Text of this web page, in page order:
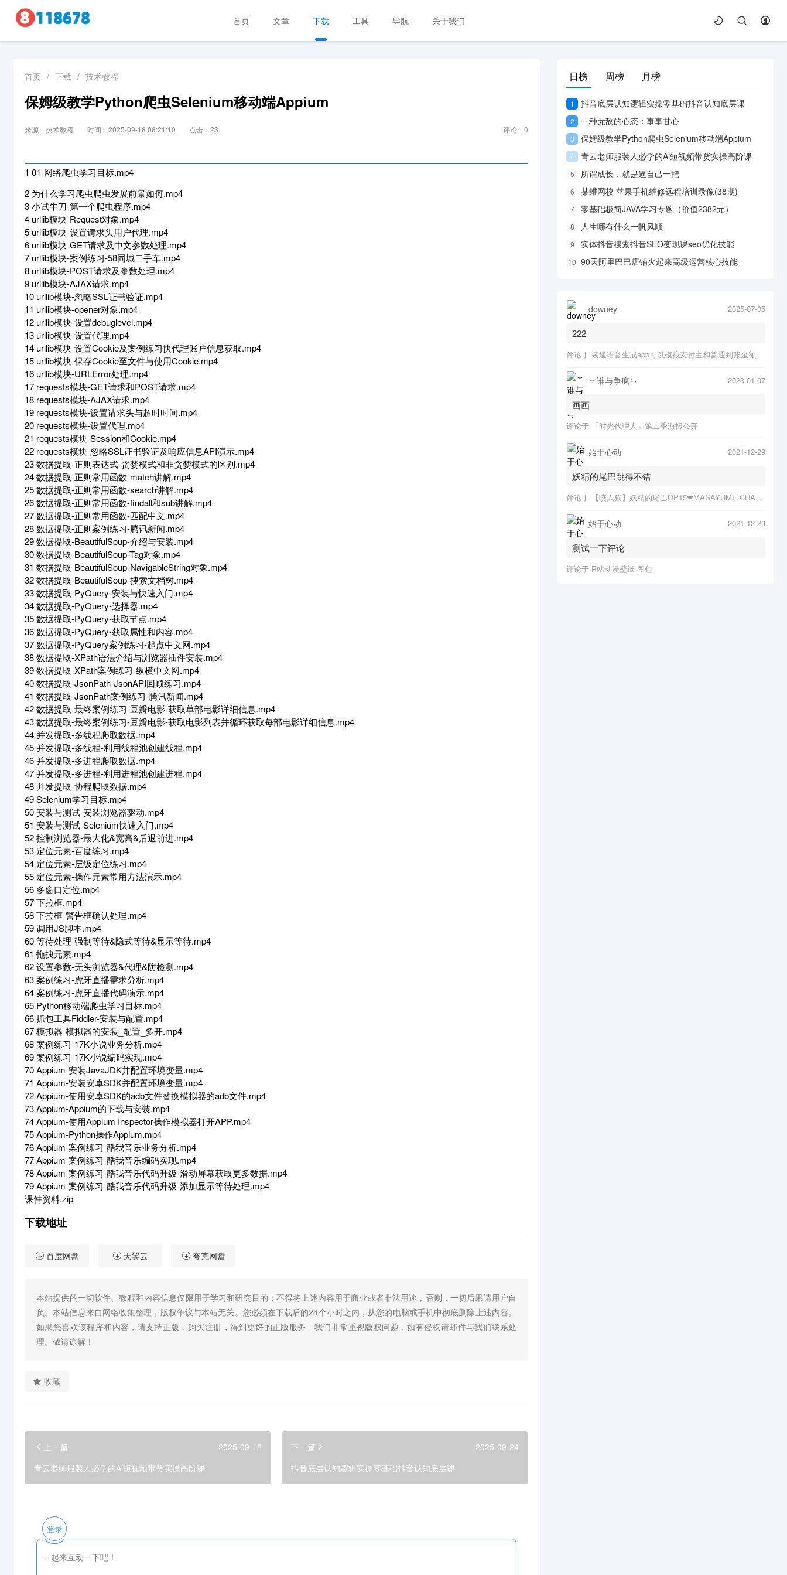
首页 文章 下载 工具 导航 关于我们
首页 / 下载 / 技术教程
保姆级教学Python爬虫Selenium移动端Appium
来源：技术教程 时间：2025-09-18 08:21:10 点击： 23 评论： 0
1 01-网络爬虫学习目标.mp4
2 为什么学习爬虫爬虫发展前景如何.mp4
3 小试牛刀-第一个爬虫程序.mp4
4 urllib模块-Request对象.mp4
5 urllib模块-设置请求头用户代理.mp4
6 urllib模块-GET请求及中文参数处理.mp4
7 urllib模块-案例练习-58同城二手车.mp4
8 urllib模块-POST请求及参数处理.mp4
9 urllib模块-AJAX请求.mp4
10 urllib模块-忽略SSL证书验证.mp4
11 urllib模块-opener对象.mp4
12 urllib模块-设置debuglevel.mp4
13 urllib模块-设置代理.mp4
14 urllib模块-设置Cookie及案例练习快代理账户信息获取.mp4
15 urllib模块-保存Cookie至文件与使用Cookie.mp4
16 urllib模块-URLError处理.mp4
17 requests模块-GET请求和POST请求.mp4
18 requests模块-AJAX请求.mp4
19 requests模块-设置请求头与超时时间.mp4
20 requests模块-设置代理.mp4
21 requests模块-Session和Cookie.mp4
22 requests模块-忽略SSL证书验证及响应信息API演示.mp4
23 数据提取-正则表达式-贪婪模式和非贪婪模式的区别.mp4
24 数据提取-正则常用函数-match讲解.mp4
25 数据提取-正则常用函数-search讲解.mp4
26 数据提取-正则常用函数-findall和sub讲解.mp4
27 数据提取-正则常用函数-匹配中文.mp4
28 数据提取-正则案例练习-腾讯新闻.mp4
29 数据提取-BeautifulSoup-介绍与安装.mp4
30 数据提取-BeautifulSoup-Tag对象.mp4
31 数据提取-BeautifulSoup-NavigableString对象.mp4
32 数据提取-BeautifulSoup-搜索文档树.mp4
33 数据提取-PyQuery-安装与快速入门.mp4
34 数据提取-PyQuery-选择器.mp4
35 数据提取-PyQuery-获取节点.mp4
36 数据提取-PyQuery-获取属性和内容.mp4
37 数据提取-PyQuery案例练习-起点中文网.mp4
38 数据提取-XPath语法介绍与浏览器插件安装.mp4
39 数据提取-XPath案例练习-纵横中文网.mp4
40 数据提取-JsonPath-JsonAPI回顾练习.mp4
41 数据提取-JsonPath案例练习-腾讯新闻.mp4
42 数据提取-最终案例练习-豆瓣电影-获取单部电影详细信息.mp4
43 数据提取-最终案例练习-豆瓣电影-获取电影列表并循环获取每部电影详细信息.mp4
44 并发提取-多线程爬取数据.mp4
45 并发提取-多线程-利用线程池创建线程.mp4
46 并发提取-多进程爬取数据.mp4
47 并发提取-多进程-利用进程池创建进程.mp4
48 并发提取-协程爬取数据.mp4
49 Selenium学习目标.mp4
50 安装与测试-安装浏览器驱动.mp4
51 安装与测试-Selenium快速入门.mp4
52 控制浏览器-最大化&宽高&后退前进.mp4
53 定位元素-百度练习.mp4
54 定位元素-层级定位练习.mp4
55 定位元素-操作元素常用方法演示.mp4
56 多窗口定位.mp4
57 下拉框.mp4
58 下拉框-警告框确认处理.mp4
59 调用JS脚本.mp4
60 等待处理-强制等待&隐式等待&显示等待.mp4
61 拖拽元素.mp4
62 设置参数-无头浏览器&代理&防检测.mp4
63 案例练习-虎牙直播需求分析.mp4
64 案例练习-虎牙直播代码演示.mp4
65 Python移动端爬虫学习目标.mp4
66 抓包工具Fiddler-安装与配置.mp4
67 模拟器-模拟器的安装_配置_多开.mp4
68 案例练习-17K小说业务分析.mp4
69 案例练习-17K小说编码实现.mp4
70 Appium-安装JavaJDK并配置环境变量.mp4
71 Appium-安装安卓SDK并配置环境变量.mp4
72 Appium-使用安卓SDK的adb文件替换模拟器的adb文件.mp4
73 Appium-Appium的下载与安装.mp4
74 Appium-使用Appium Inspector操作模拟器打开APP.mp4
75 Appium-Python操作Appium.mp4
76 Appium-案例练习-酷我音乐业务分析.mp4
77 Appium-案例练习-酷我音乐编码实现.mp4
78 Appium-案例练习-酷我音乐代码升级-滑动屏幕获取更多数据.mp4
79 Appium-案例练习-酷我音乐代码升级-添加显示等待处理.mp4
课件资料.zip
下载地址
百度网盘 天翼云 夸克网盘
本站提供的一切软件、教程和内容信息仅限用于学习和研究目的；不得将上述内容用于商业或者非法用途，否则，一切后果请用户自
负。本站信息来自网络收集整理，版权争议与本站无关。您必须在下载后的24个小时之内，从您的电脑或手机中彻底删除上述内容。
如果您喜欢该程序和内容，请支持正版，购买注册，得到更好的正版服务。我们非常重视版权问题，如有侵权请邮件与我们联系处
理。敬请谅解！
收藏
上一篇
2025-09-18
青云老师服装人必学的Ai短视频带货实操高阶课
下一篇
2025-09-24
抖音底层认知逻辑实操零基础抖音认知底层课
登录
日榜 周榜 月榜
1 抖音底层认知逻辑实操零基础抖音认知底层课
2 一种无敌的心态：事事甘心
3 保姆级教学Python爬虫Selenium移动端Appium
4 青云老师服装人必学的Ai短视频带货实操高阶课
5 所谓成长，就是逼自己一把
6 某维网校 苹果手机维修远程培训录像(38期)
7 零基础极简JAVA学习专题（价值2382元）
8 人生哪有什么一帆风顺
9 实体抖音搜索抖音SEO变现课seo优化技能
10 90天阿里巴巴店铺火起来高级运营核心技能
downey 2025-07-05
222
评论于 装逼语音生成app可以模拟支付宝和普通到账金额
︶谁与争疯ㄣ 2023-01-07
画画
评论于 「时光代理人」第二季海报公开
始于心动 2021-12-29
妖精的尾巴跳得不错
评论于 【咬人猫】妖精的尾巴OP15❤MASAYUME CHASING o(*≧▽≦)ツ
始于心动 2021-12-29
测试一下评论
评论于 P站动漫壁纸 图包